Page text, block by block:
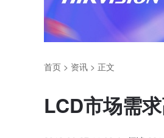
首页 > 资讯 > 正文
LCD市场需